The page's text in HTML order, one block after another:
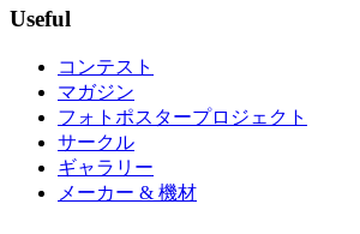
Useful
コンテスト
マガジン
フォトポスタープロジェクト
サークル
ギャラリー
メーカー & 機材